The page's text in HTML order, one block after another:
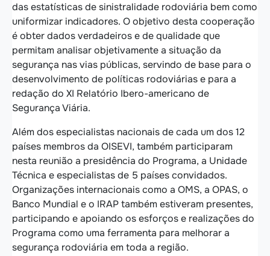
das estatísticas de sinistralidade rodoviária bem como
uniformizar indicadores. O objetivo desta cooperação
é obter dados verdadeiros e de qualidade que
permitam analisar objetivamente a situação da
segurança nas vias públicas, servindo de base para o
desenvolvimento de políticas rodoviárias e para a
redação do XI Relatório Ibero-americano de
Segurança Viária.
Além dos especialistas nacionais de cada um dos 12
países membros da OISEVI, também participaram
nesta reunião a presidência do Programa, a Unidade
Técnica e especialistas de 5 países convidados.
Organizações internacionais como a OMS, a OPAS, o
Banco Mundial e o IRAP também estiveram presentes,
participando e apoiando os esforços e realizações do
Programa como uma ferramenta para melhorar a
segurança rodoviária em toda a região.